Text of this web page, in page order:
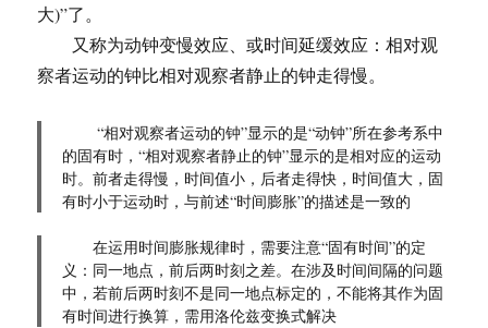
大)”了。
又称为动钟变慢效应、或时间延缓效应：相对观
察者运动的钟比相对观察者静止的钟走得慢。
“相对观察者运动的钟”显示的是“动钟”所在参考系中
的固有时，“相对观察者静止的钟”显示的是相对应的运动
时。前者走得慢，时间值小，后者走得快，时间值大，固
有时小于运动时，与前述“时间膨胀”的描述是一致的
在运用时间膨胀规律时，需要注意“固有时间”的定
义：同一地点，前后两时刻之差。在涉及时间间隔的问题
中，若前后两时刻不是同一地点标定的，不能将其作为固
有时间进行换算，需用洛伦兹变换式解决